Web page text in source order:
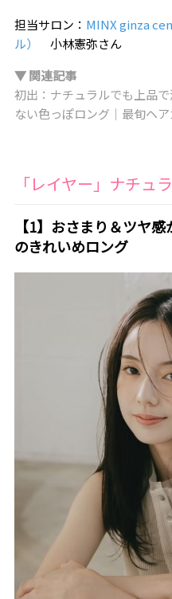
担当サロン： MINX ginza
ル）
小林憲弥さん
▼ 関連記事
初出：ナチュラルでも上品
ない色っぽロング｜最旬ヘ
「レイヤー」ナチュ
【1】おさまり＆ツヤ
のきれいめロング